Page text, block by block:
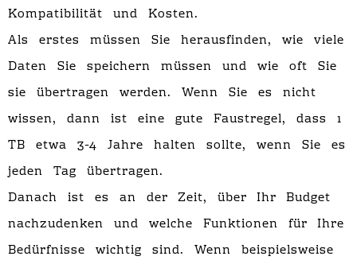
Kompatibilität und Kosten.
Als erstes müssen Sie herausfinden, wie viele
Daten Sie speichern müssen und wie oft Sie
sie übertragen werden. Wenn Sie es nicht
wissen, dann ist eine gute Faustregel, dass 1
TB etwa 3-4 Jahre halten sollte, wenn Sie es
jeden Tag übertragen.
Danach ist es an der Zeit, über Ihr Budget
nachzudenken und welche Funktionen für Ihre
Bedürfnisse wichtig sind. Wenn beispielsweise